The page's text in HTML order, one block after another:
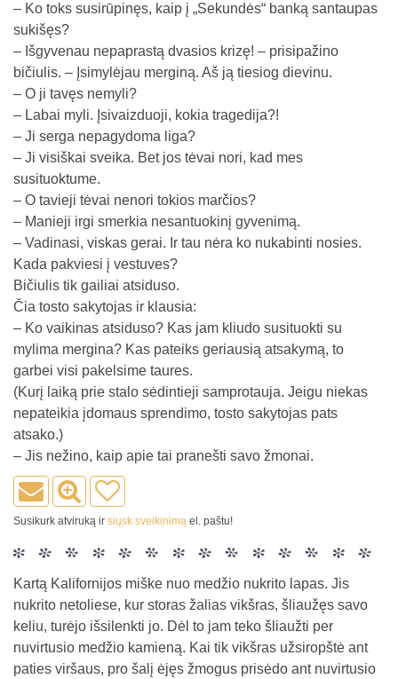
– Ko toks susirūpinęs, kaip į „Sekundės“ banką santaupas
sukišęs?
– Išgyvenau nepaprastą dvasios krizę! – prisipažino
bičiulis. – Įsimylėjau merginą. Aš ją tiesiog dievinu.
– O ji tavęs nemyli?
– Labai myli. Įsivaizduoji, kokia tragedija?!
– Ji serga nepagydoma liga?
– Ji visiškai sveika. Bet jos tėvai nori, kad mes
susituoktume.
– O tavieji tėvai nenori tokios marčios?
– Manieji irgi smerkia nesantuokinį gyvenimą.
– Vadinasi, viskas gerai. Ir tau nėra ko nukabinti nosies.
Kada pakviesi į vestuves?
Bičiulis tik gailiai atsiduso.
Čia tosto sakytojas ir klausia:
– Ko vaikinas atsiduso? Kas jam kliudo susituokti su
mylima mergina? Kas pateiks geriausią atsakymą, to
garbei visi pakelsime taures.
(Kurį laiką prie stalo sėdintieji samprotauja. Jeigu niekas
nepateikia įdomaus sprendimo, tosto sakytojas pats
atsako.)
– Jis nežino, kaip apie tai pranešti savo žmonai.
Susikurk atviruką ir siųsk sveikinimą el. paštu!
Kartą Kalifornijos miške nuo medžio nukrito lapas. Jis
nukrito netoliese, kur storas žalias vikšras, šliaužęs savo
keliu, turėjo išsilenkti jo. Dėl to jam teko šliaužti per
nuvirtusio medžio kamieną. Kai tik vikšras užsiropštė ant
paties viršaus, pro šalį ėjęs žmogus prisėdo ant nuvirtusio